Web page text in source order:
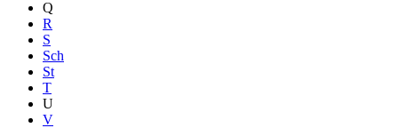
Q
R
S
Sch
St
T
U
V